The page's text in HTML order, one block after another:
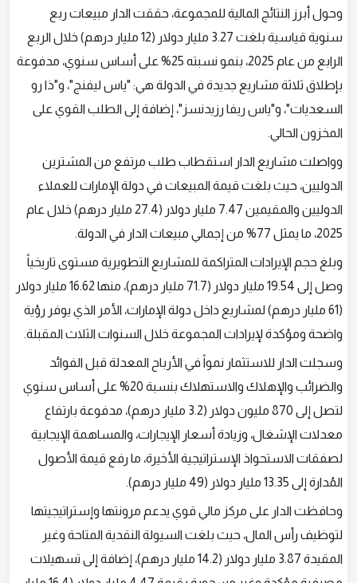
وحول أبرز النتائج المالية للمجموعة، حققت الدار مبيعات ربع
سنوية قياسية بلغت 3.27 مليار دولار (12 مليار درهم) خلال الربع
الرابع من عام 2025، بنمو نسبته 25% على أساس سنوي، مدفوعة
بإطلاق ثلاثة مشاريع جديدة في الدولة هي: "ياس ليفنج"، و"ذا رو
السعديات"، و"ياس ريفا رزيدنسز"، إضافة إلى الطلب القوي على
المخزون الحالي.
وواصلت مشاريع الدار استقطاب طلب مرتفع من المشترين
الدوليين، حيث بلغت قيمة المبيعات في دولة الإمارات للعملاء
الدوليين والمقيمين 7.47 مليار دولار (27.4 مليار درهم) خلال عام
2025، ما يمثل 77% من إجمالي مبيعات الدار في الدولة.
وبلغ حجم الإيرادات المتراكمة للمشاريع التطويرية مستوى تاريخياً
وصل إلى 19.54 مليار دولار (71.7 مليار درهم)، منها 16.62 مليار دولار
(61 مليار درهم) لمشاريع داخل دولة الإمارات، الأمر الذي يوفر رؤية
واضحة ومؤكدة لإيرادات المجموعة خلال السنوات الثلاث المقبلة.
وسجلت الدار للاستثمار نمواً في الأرباح المعدلة قبل الفوائد
والضرائب والإهلاك والاستهلاك بنسبة 20% على أساس سنوي
لتصل إلى 870 مليون دولار (3.2 مليار درهم)، مدفوعة بارتفاع
معدلات الإشغال، وزيادة أسعار الإيجارات، والمساهمة الإيجابية
لصفقات الاستحواذ الإستراتيجية الأخيرة، ما رفع قيمة الأصول
المُدارة إلى 13.35 مليار دولار (49 مليار درهم).
وحافظت الدار على مركز مالي قوي يدعم مرونتها وإستراتيجيتها
لتوظيف رأس المال، حيث بلغت السيولة النقدية المتاحة وغير
المقيدة 3.87 مليار دولار (14.2 مليار درهم)، إضافة إلى تسهيلات